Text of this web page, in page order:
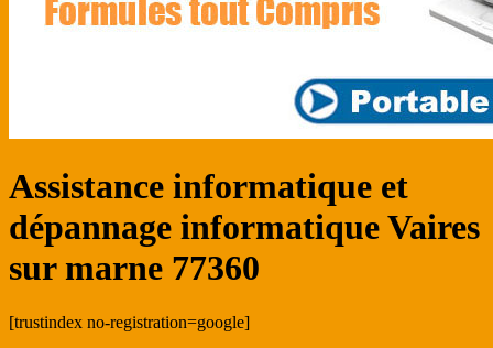
Assistance informatique et
dépannage informatique Vaires
sur marne 77360
[trustindex no-registration=google]